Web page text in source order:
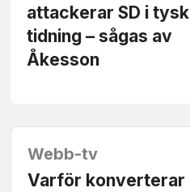
attackerar SD i tysk
tidning – sågas av
Åkesson
Webb-tv
Varför konverterar